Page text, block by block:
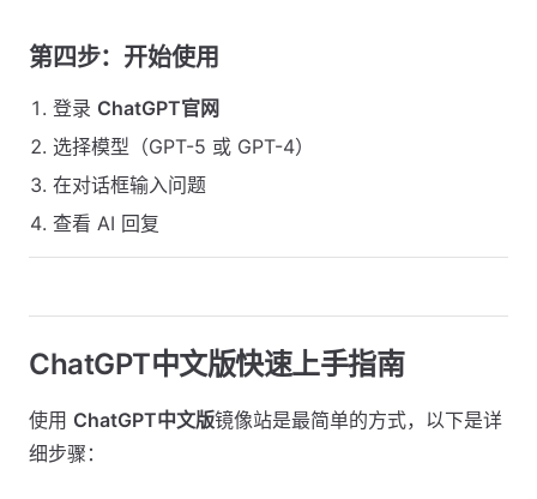
第四步：开始使用
登录 ChatGPT官网
选择模型（GPT-5 或 GPT-4）
在对话框输入问题
查看 AI 回复
ChatGPT中文版快速上手指南
使用 ChatGPT中文版镜像站是最简单的方式，以下是详
细步骤：